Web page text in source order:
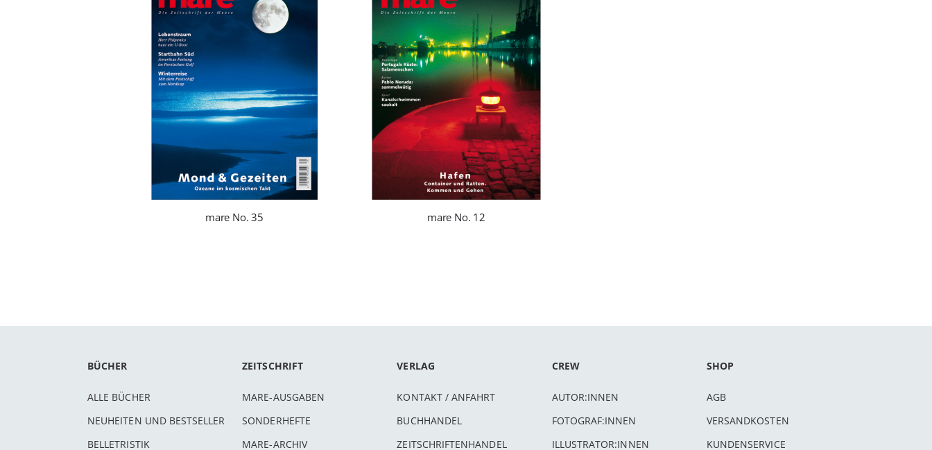
mare No. 35 mare No. 12
BÜCHER
ALLE BÜCHER
NEUHEITEN UND BESTSELLER
BELLETRISTIK
ZEITSCHRIFT
MARE-AUSGABEN
SONDERHEFTE
MARE-ARCHIV
VERLAG
KONTAKT / ANFAHRT
BUCHHANDEL
ZEITSCHRIFTENHANDEL
CREW
AUTOR:INNEN
FOTOGRAF:INNEN
ILLUSTRATOR:INNEN
SHOP
AGB
VERSANDKOSTEN
KUNDENSERVICE